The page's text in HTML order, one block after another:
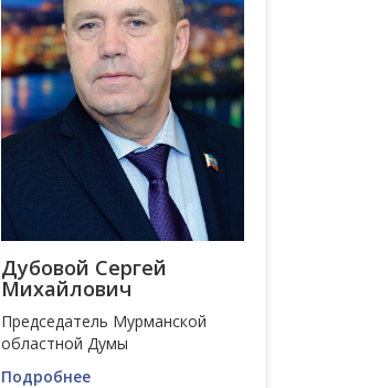
Дубовой Сергей
Михайлович
Председатель Мурманской
областной Думы
Подробнее